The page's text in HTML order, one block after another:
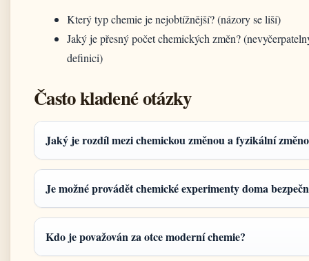
Který typ chemie je nejobtížnější? (názory se liší)
Jaký je přesný počet chemických změn?
definici)
Často kladené otázky
Jaký je rozdíl mezi chemickou změnou a fyzikální
Je možné provádět chemické experimenty doma
Kdo je považován za otce moderní chemie?